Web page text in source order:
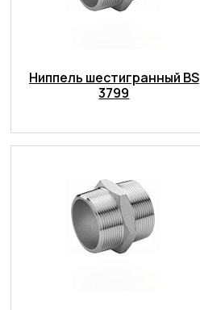
Ниппель шестигранный BS
3799